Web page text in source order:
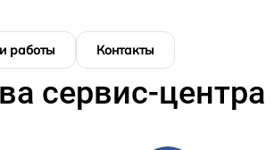
работы Контакты
сервис-центра